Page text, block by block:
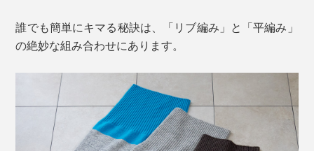
誰でも簡単にキマる秘訣は、「リブ編み」と「平編み」
の絶妙な組み合わせにあります。